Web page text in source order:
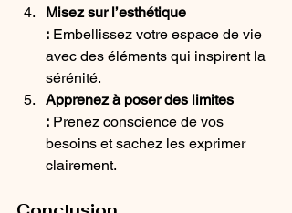
Misez sur l’esthétique
: Embellissez votre espace de vie
avec des éléments qui inspirent la
sérénité.
Apprenez à poser des limites
: Prenez conscience de vos
besoins et sachez les exprimer
clairement.